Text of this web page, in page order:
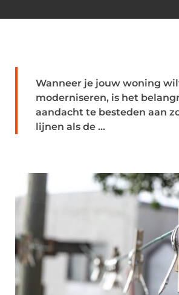
Wanneer je jouw woning
moderniseren, is het
aandacht te besteden aan
lijnen als de ...